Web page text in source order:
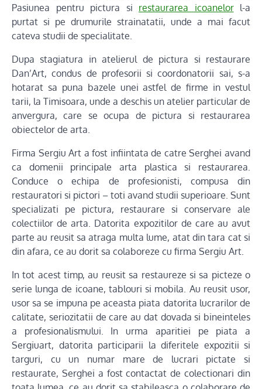
Pasiunea pentru pictura si restaurarea icoanelorl-a
purtat si pe drumurile strainatatii, unde a mai facut
cateva studii de specialitate.
Dupa stagiatura in atelierul de pictura si restaurare
Dan’Art, condus de profesorii si coordonatorii sai, s-a
hotarat sa puna bazele unei astfel de firme in vestul
tarii, la Timisoara, unde a deschis un atelier particular de
anvergura, care se ocupa de pictura si restaurarea
obiectelor de arta.
Firma Sergiu Art a fost infiintata de catre Serghei avand
ca domenii principale arta plastica si restaurarea.
Conduce o echipa de profesionisti, compusa din
restauratori si pictori – toti avand studii superioare. Sunt
specializati pe pictura, restaurare si conservare ale
colectiilor de arta. Datorita expozitilor de care au avut
parte au reusit sa atraga multa lume, atat din tara cat si
din afara, ce au dorit sa colaboreze cu firma Sergiu Art.
In tot acest timp, au reusit sa restaureze si sa picteze o
serie lunga de icoane, tablouri si mobila. Au reusit usor,
usor sa se impuna pe aceasta piata datorita lucrarilor de
calitate, seriozitatii de care au dat dovada si bineinteles
a profesionalismului. In urma aparitiei pe piata a
Sergiuart, datorita participarii la diferitele expozitii si
targuri, cu un numar mare de lucrari pictate si
restaurate, Serghei a fost contactat de colectionari din